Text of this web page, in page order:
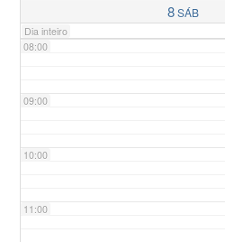
8SÁB
Dia inteiro
08:00
09:00
10:00
11:00